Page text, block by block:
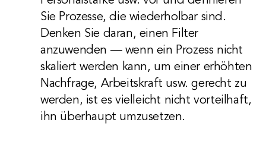
Sie Prozesse, die wiederholbar sind.
Denken Sie daran, einen Filter
anzuwenden — wenn ein Prozess nicht
skaliert werden kann, um einer erhöhten
Nachfrage, Arbeitskraft usw. gerecht zu
werden, ist es vielleicht nicht vorteilhaft,
ihn überhaupt umzusetzen.